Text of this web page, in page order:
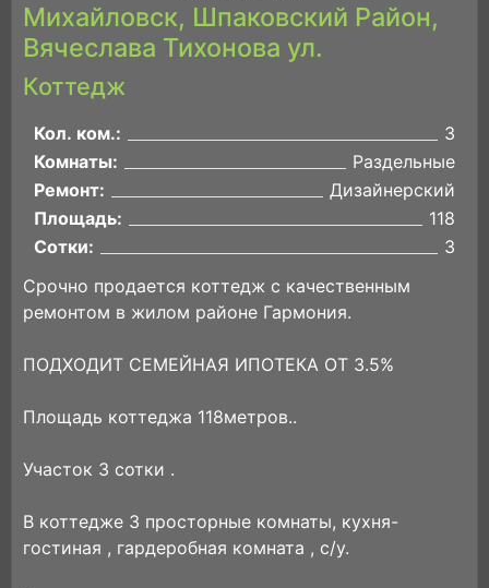
Михайловск, Шпаковский Район,
Вячеслава Тихонова ул.
Коттедж
Кол. ком.:
3
Комнаты:
Раздельные
Ремонт:
Дизайнерский
Площадь:
118
Сотки:
3
Срочно продается коттедж с качественным
ремонтом в жилом районе Гармония.
ПОДХОДИТ СЕМЕЙНАЯ ИПОТЕКА ОТ 3.5%
Площадь коттеджа 118метров..
Участок 3 сотки .
В коттедже 3 просторные комнаты, кухня-
гостиная , гардеробная комната , с/у.